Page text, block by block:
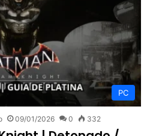
PC
09/01/2026 0 332